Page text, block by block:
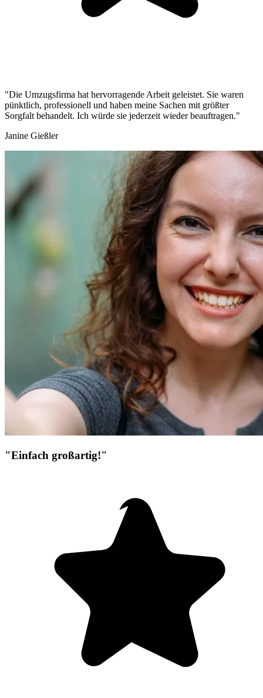
"Die Umzugsfirma hat hervorragende Arbeit geleistet. Sie waren
pünktlich, professionell und haben meine Sachen mit größter
Sorgfalt behandelt. Ich würde sie jederzeit wieder beauftragen."
Janine Gießler
"Einfach großartig!"